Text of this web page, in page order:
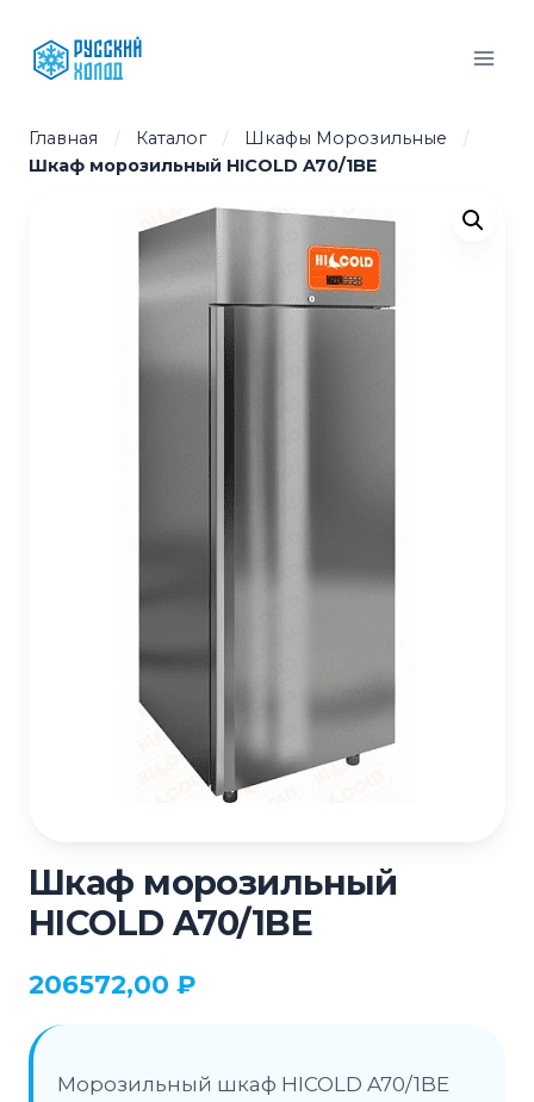
содержимому
Главная / Каталог / Шкафы Морозильные
/
Шкаф морозильный HICOLD A70/1BE
Шкаф морозильный
HICOLD A70/1BE
206572,00 ₽
Морозильный шкаф HICOLD A70/1BE